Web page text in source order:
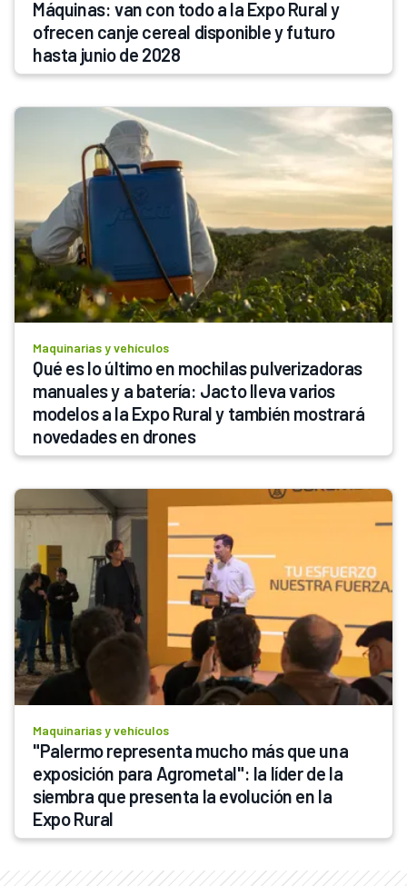
Máquinas: van con todo a la Expo Rural y
ofrecen canje cereal disponible y futuro
hasta junio de 2028
Maquinarias y vehículos
Qué es lo último en mochilas pulverizadoras
manuales y a batería: Jacto lleva varios
modelos a la Expo Rural y también mostrará
novedades en drones
Maquinarias y vehículos
"Palermo representa mucho más que una
exposición para Agrometal": la líder de la
siembra que presenta la evolución en la
Expo Rural